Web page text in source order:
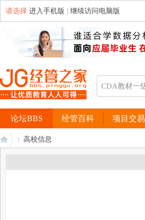
请选择 进入手机版 继续访问电脑版
经管百科 项目交易
论坛BBS
高校信息